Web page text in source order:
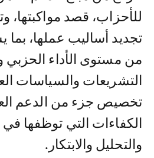
للأحزاب، قصد مواكبتها،
تجديد أساليب عملها، بما
من مستوى الأداء
التشريعات والسياسات
تخصيص جزء من الدعم
الكفاءات التي توظفها في
والتحليل والابتكار.